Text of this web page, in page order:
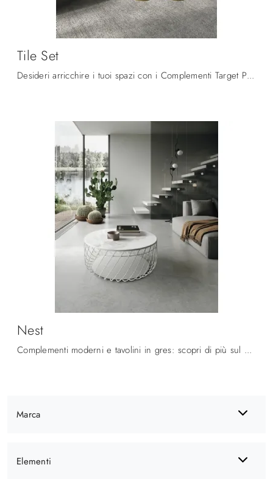
Marca
Elementi
Tile Set
Desideri arricchire i tuoi spazi con i Complementi Target Point? Eccoti differenti modelli di tavolini in vetro come Tile Set.
Nest
Complementi moderni e tavolini in gres: scopri di più sul modello Nest di Target Point e potrai impreziosire i tuoi interni.